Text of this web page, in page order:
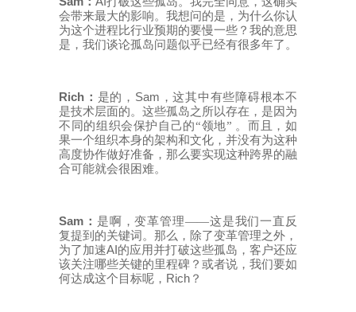
会带来最大的影响。我想问的是，为什么你认
为这个进程比行业预期的要慢一些？我的意思
是，我们谈论孤岛问题似乎已经有很多年了。
Rich ： 是的， Sam ，这其中有些障碍根本不
是技术层面的。这些孤岛之所以存在，是因为
不同的组织会保护自己的“领地” 。而且，如
果一个组织本身的架构和文化，并没有为这种
高度协作做好准备，那么要实现这种跨界的融
合可能就会很困难。
Sam ： 是啊，变革管理——这是我们一直反
复提到的关键词。那么，除了变革管理之外，
为了加速AI的应用并打破这些孤岛，客户还应
该关注哪些关键的里程碑？或者说，我们要如
何达成这个目标呢， Rich ？